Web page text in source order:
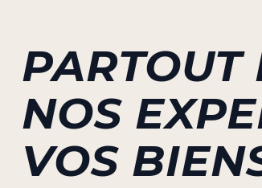
PARTOUT
NOS
VOS